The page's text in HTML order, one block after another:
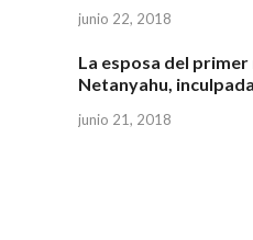
junio 22, 2018
La esposa del
Netanyahu,
junio 21, 2018